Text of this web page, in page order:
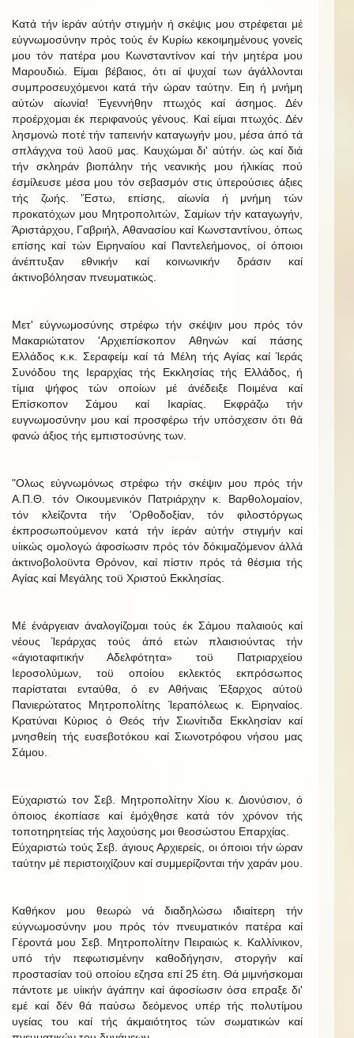
Κατά τήν ίεράν αύτήν στιγμήν ή σκέψις μου στρέφεται μέ
εύγνωμοσύνην πρός τούς έν Κυρίω κεκοιμημένους γονείς
μου τόν πατέρα μου Κωνσταντίνον καί τήν μητέρα μου
Μαρουδιώ. Είμαι βέβαιος, ότι αί ψυχαί των άγάλλονται
συμπροσευχόμενοι κατά τήν ώραν ταύτην. Ειη ή μνήμη
αύτών αίωνία! Έγεννήθην πτωχός καί άσημος. Δέν
προέρχομαι έκ περιφανούς γένους. Καί είμαι πτωχός. Δέν
λησμονώ ποτέ τήν ταπεινήν καταγωγήν μου, μέσα άπό τά
σπλάγχνα τοϋ λαοϋ μας. Καυχώμαι δι' αύτήν. ώς καί διά
τήν σκληράν βιοπάλην τής νεανικής μου ήλικίας πού
έσμίλευσε μέσα μου τόν σεβασμόν στις ύπερούσιες άξιες
τής ζωής. 'Έστω, επίσης, αίωνία ή μνήμη τών
προκατόχων μου Μητροπολιτών, Σαμίων τήν καταγωγήν,
Άριστάρχου, Γαβριήλ, Αθανασίου καί Κωνσταντίνου, όπως
επίσης καί τών Ειρηναίου καί Παντελεήμονος, οί όποιοι
άνέπτυξαν εθνικήν καί κοινωνικήν δράσιν καί
άκτινοβόλησαν πνευματικώς.
Μετ' εύγνωμοσύνης στρέφω τήν σκέψιν μου πρός τόν
Μακαριώτατον 'Αρχιεπίσκοπον Αθηνών καί πάσης
Ελλάδος κ.κ. Σεραφείμ καί τά Μέλη τής Αγίας καί Ίεράς
Συνόδου της Ιεραρχίας τής Εκκλησίας τής Ελλάδος, ή
τίμια ψήφος τών οποίων μέ άνέδειξε Ποιμένα καί
Επίσκοπον Σάμου καί Ικαρίας. Εκφράζω τήν
ευγνωμοσύνην μου καί προσφέρω τήν υπόσχεσιν ότι θά
φανώ άξιος τής εμπιστοσύνης των.
"Ολως εύγνωμόνως στρέφω τήν σκέψιν μου πρός τήν
Α.Π.Θ. τόν Οικουμενικόν Πατριάρχην κ. Βαρθολομαίον,
τόν κλείζοντα τήν 'Ορθοδοξίαν, τόν φιλοστόργως
έκπροσωπούμενον κατά τήν ίεράν αύτήν στιγμήν καί
υίικώς ομολογώ άφοσίωσιν πρός τόν δόκιμαζόμενον άλλά
άκτινοβολοϋντα Θρόνον, καί πίστιν πρός τά θέσμια τής
Αγίας καί Μεγάλης τοϋ Χριστού Εκκλησίας.
Μέ ένάργειαν άναλογίζομαι τούς έκ Σάμου παλαιούς καί
νέους Ίεράρχας τούς άπό ετών πλαισιούντας τήν
«άγιοταφιτικήν Αδελφότητα» τοϋ Πατριαρχείου
Ιεροσολύμων, τοϋ οποίου εκλεκτός εκπρόσωπος
παρίσταται ενταύθα, ό εν Αθήναις Έξαρχος αύτοϋ
Πανιερώτατος Μητροπολίτης Ίεραπόλεως κ. Ειρηναίος.
Κρατύναι Κύριος ό Θεός τήν Σιωνίτιδα Εκκλησίαν καί
μνησθείη τής ευσεβοτόκου καί Σιωνοτρόφου νήσου μας
Σάμου.
Εύχαριστώ τον Σεβ. Μητροπολίτην Χίου κ. Διονύσιον, ό
όποιος έκοπίασε καί έμόχθησε κατά τόν χρόνον τής
τοποτηρητείας τής λαχούσης μοι θεοσώστου Επαρχίας.
Εύχαριστώ τούς Σεβ. άγιους Αρχιερείς, οι όποιοι τήν ώραν
ταύτην μέ περιστοιχίζουν καί συμμερίζονται τήν χαράν μου.
Καθήκον μου θεωρώ νά διαδηλώσω ιδιαίτερη τήν
εύγνωμοσύνην μου πρός τόν πνευματικόν πατέρα καί
Γέροντά μου Σεβ. Μητροπολίτην Πειραιώς κ. Καλλίνικον,
υπό τήν πεφωτισμένην καθοδήγησιν, στοργήν καί
προστασίαν τοϋ οποίου εζησα επί 25 έτη. Θά μιμνήσκομαι
πάντοτε με υίικήν άγάπην καί άφοσίωσιν όσα επραξε δι'
εμέ καί δέν θά παύσω δεόμενος υπέρ τής πολυτίμου
υγείας του καί τής άκμαιότητος τών σωματικών καί